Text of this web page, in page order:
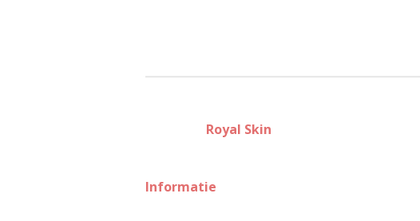
Royal Skin
Informatie